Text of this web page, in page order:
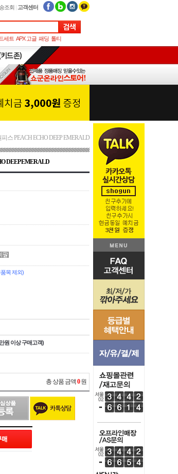
조회 | 고객센터
세트 APX 고글 패딩 톨티
스 PEACH ECHO DEEP EMERALD
DEEP EMERALD
목 제외)
원 이상 구매고객)
총 상품 금액0 원